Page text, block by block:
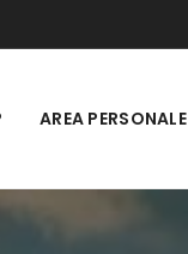
AREA PERSONALE